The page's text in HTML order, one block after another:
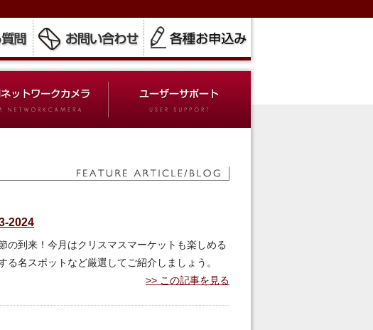
2024
の到来！今月はクリスマスマーケットも楽しめる
る名スポットなど厳選してご紹介しましょう。
この記事を見る